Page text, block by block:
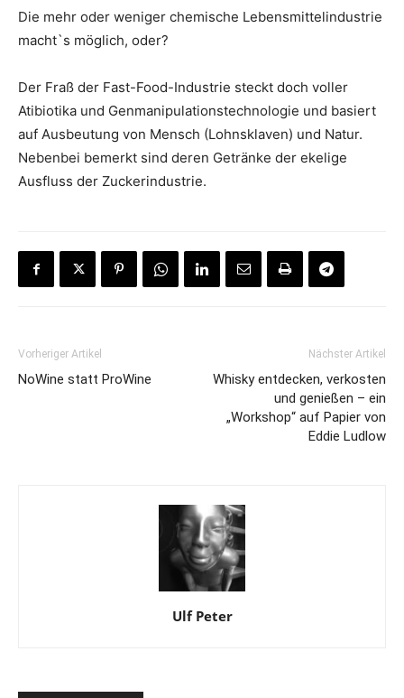
Die mehr oder weniger chemische Lebensmittelindustrie
macht`s möglich, oder?
Der Fraß der Fast-Food-Industrie steckt doch voller
Atibiotika und Genmanipulationstechnologie und basiert
auf Ausbeutung von Mensch (Lohnsklaven) und Natur.
Nebenbei bemerkt sind deren Getränke der ekelige
Ausfluss der Zuckerindustrie.
Vorheriger Artikel
NoWine statt ProWine
Nächster Artikel
Whisky entdecken, verkosten
und genießen – ein
„Workshop“ auf Papier von
Eddie Ludlow
Ulf Peter